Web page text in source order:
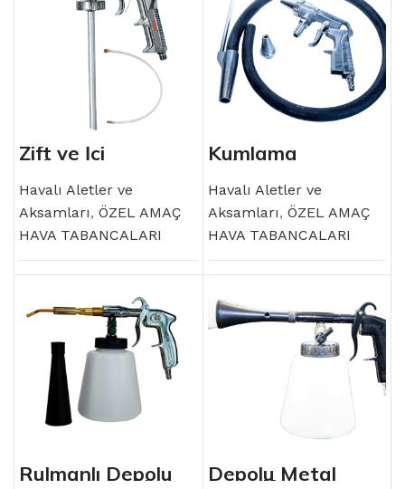
Zift ve İci
Tabancası
Havalı Aletler ve
Aksamları, ÖZEL AMAÇ
HAVA TABANCALARI
Kumlama
Tabancası
Havalı Aletler ve
Aksamları, ÖZEL AMAÇ
HAVA TABANCALARI
Rulmanlı Depolu Depolu Metal